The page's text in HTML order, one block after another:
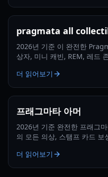
pragmata all
2026년 기준 이 완전한
상자, 미니 캐빈, REM, 레드
더 읽어보기
프래그마타 아머
2026년 기준 완전한 프래그
의 모든 의상, 스탬프 카드
더 읽어보기